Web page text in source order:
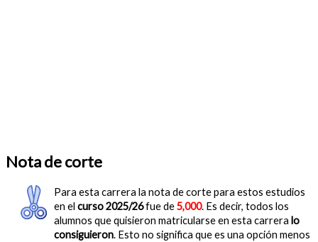
Nota de corte
Para esta carrera la nota de corte para estos estudios
en el curso 2025/26fue de5,000. Es decir, todos los
alumnos que quisieron matricularse en esta carrera lo
consiguieron. Esto no significa que es una opción menos